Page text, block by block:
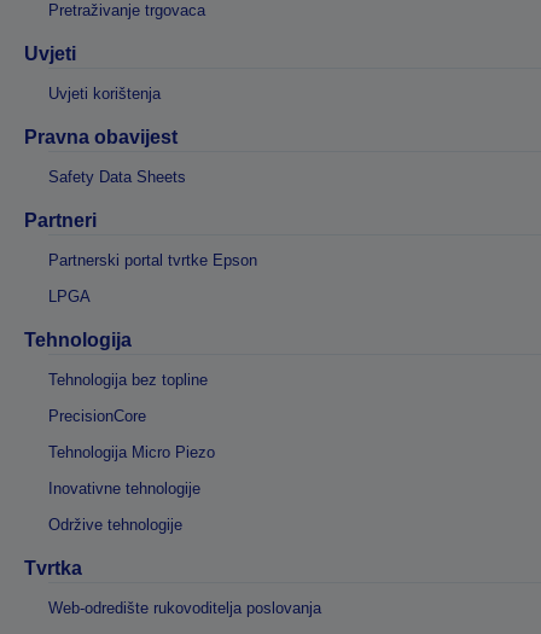
Pretraživanje trgovaca
Uvjeti
Uvjeti korištenja
Pravna obavijest
Safety Data Sheets
Partneri
Partnerski portal tvrtke Epson
LPGA
Tehnologija
Tehnologija bez topline
PrecisionCore
Tehnologija Micro Piezo
Inovativne tehnologije
Održive tehnologije
Tvrtka
Web-odredište rukovoditelja poslovanja